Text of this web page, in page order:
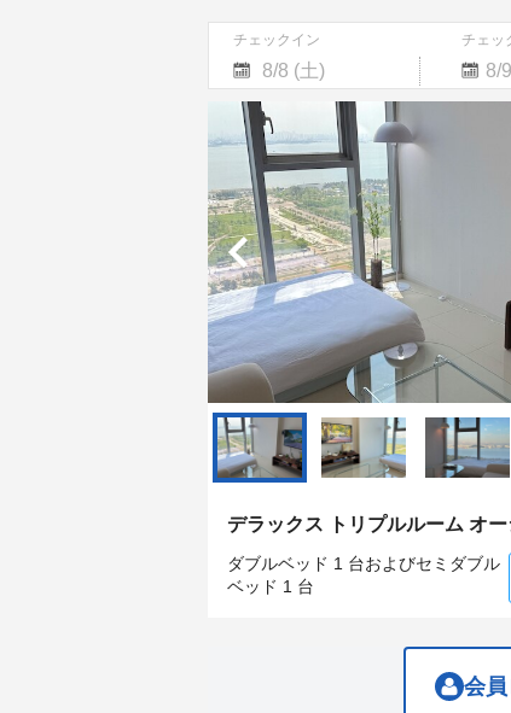
チェックイン チェッ
Navigate
forward
to
interact
with
the
calendar
and
select
a
date.
Press
the
question
mark
key
to
get
the
shortcuts
for
changing
dates.
date.
Press
the
mark
key
to
get
for
デラックス トリプルルーム オ
ダブルベッド 1 台およびセミダブル
ベッド 1 台
会